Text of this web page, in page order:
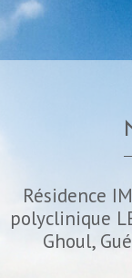
Résidence
polyclinique
Ghoul,